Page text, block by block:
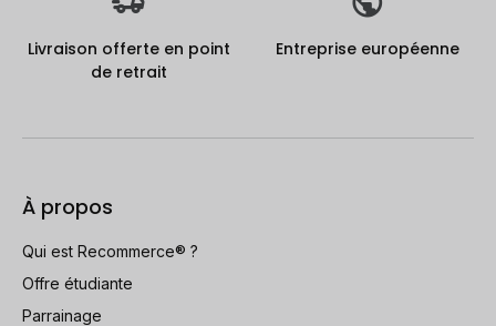
Livraison offerte en point
de retrait
Entreprise européenne
À propos
Qui est Recommerce® ?
Offre étudiante
Parrainage